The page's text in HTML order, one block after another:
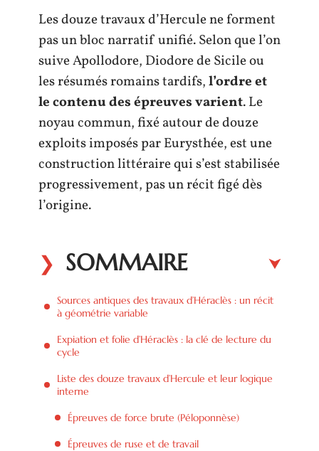
Les douze travaux d’Hercule ne forment
pas un bloc narratif unifié. Selon que l’on
suive Apollodore, Diodore de Sicile ou
les résumés romains tardifs,l’ordre et
le contenu des épreuves varient. Le
noyau commun, fixé autour de douze
exploits imposés par Eurysthée, est une
construction littéraire qui s’est stabilisée
progressivement, pas un récit figé dès
l’origine.
SOMMAIRE
Sources antiques des travaux d’Héraclès : un récit
à géométrie variable
Expiation et folie d’Héraclès : la clé de lecture du
cycle
Liste des douze travaux d’Hercule et leur logique
interne
Épreuves de force brute (Péloponnèse)
Épreuves de ruse et de travail